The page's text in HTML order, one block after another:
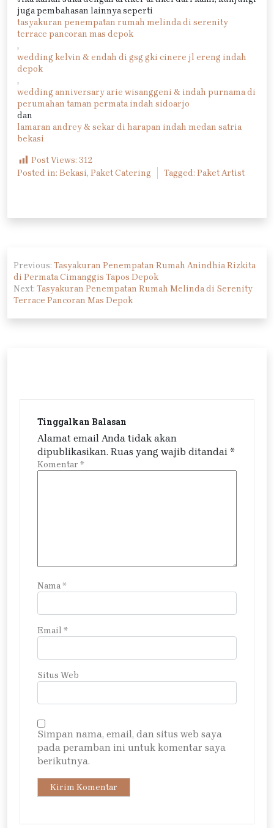
juga pembahasan lainnya seperti
tasyakuran penempatan rumah melinda di serenity
terrace pancoran mas depok
,
wedding kelvin & endah di gsg gki cinere jl ereng indah
depok
,
wedding anniversary arie wisanggeni & indah purnama di
perumahan taman permata indah sidoarjo
dan
lamaran andrey & sekar di harapan indah medan satria
bekasi
Post Views: 312
Posted in: Bekasi, Paket Catering Tagged: Paket Artist
pos
Previous: Tasyakuran Penempatan Rumah Anindhia Rizkita
di Permata Cimanggis Tapos Depok
Next: Tasyakuran Penempatan Rumah Melinda di Serenity
Terrace Pancoran Mas Depok
Tinggalkan Balasan
Alamat email Anda tidak akan
dipublikasikan. Ruas yang wajib ditandai *
Komentar *
Nama*
Email *
Situs Web
Simpan nama, email, dan situs web saya
pada peramban ini untuk komentar saya
berikutnya.